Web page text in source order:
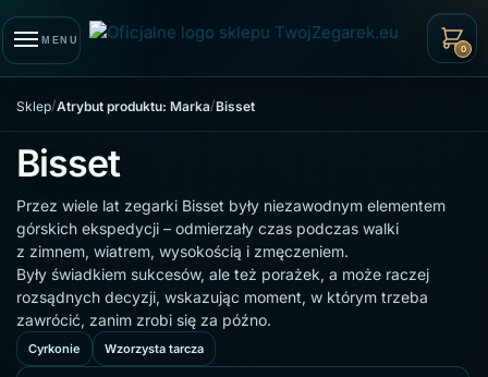
MENU
0
Sklep/Atrybut produktu: Marka/Bisset
Bisset
Przez wiele lat zegarki Bisset były niezawodnym elementem
górskich ekspedycji – odmierzały czas podczas walki
z zimnem, wiatrem, wysokością i zmęczeniem.
Były świadkiem sukcesów, ale też porażek, a może raczej
rozsądnych decyzji, wskazując moment, w którym trzeba
zawrócić, zanim zrobi się za późno.
Cyrkonie Wzorzysta tarcza